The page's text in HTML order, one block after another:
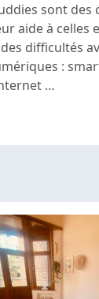
sont des
aide à celles
difficultés
:
…